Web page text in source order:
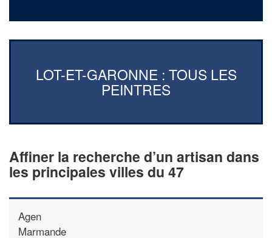
LOT-ET-GARONNE : TOUS LES
PEINTRES
Affiner la recherche d’un artisan dans
les principales villes du 47
Agen
Marmande